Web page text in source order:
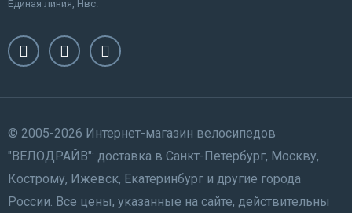
Единая линия, Нвс.
© 2005-2026 Интернет-магазин велосипедов
"ВЕЛОДРАЙВ": доставка в Санкт-Петербург, Москву,
Кострому, Ижевск, Екатеринбург и другие города
России. Все цены, указанные на сайте, действительны